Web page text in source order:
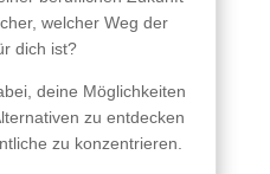
welcher Weg der
dich ist?
deine Möglichkeiten
zu entdecken
zu konzentrieren.